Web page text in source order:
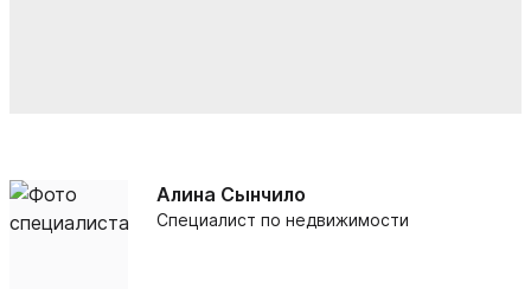
Алина Сынчило
Специалист по недвижимости